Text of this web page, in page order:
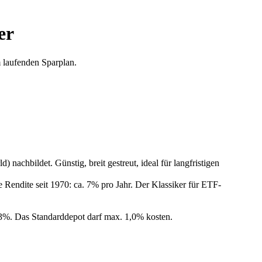
Sparplan.
nachbildet. Günstig, breit gestreut, ideal für langfristigen
seit 1970: ca. 7% pro Jahr. Der Klassiker für ETF-
Das Standarddepot darf max. 1,0% kosten.